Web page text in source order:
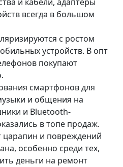
всегда в большом
с ростом
устройств. В опт
покупают
смартфонов для
и общения на
и Bluetooth-
в топе продаж.
царапин и повреждений
особенно среди тех,
деньги на ремонт